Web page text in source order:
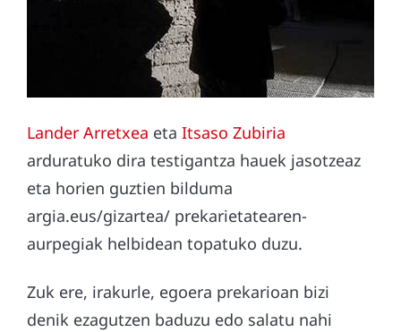
Lander Arretxea eta Itsaso Zubiria
arduratuko dira testigantza hauek jasotzeaz
eta horien guztien bilduma
argia.eus/gizartea/ prekarietatearen-
aurpegiak helbidean topatuko duzu.
Zuk ere, irakurle, egoera prekarioan bizi
denik ezagutzen baduzu edo salatu nahi